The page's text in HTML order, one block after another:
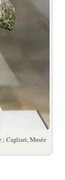
; Cagliari, Musée